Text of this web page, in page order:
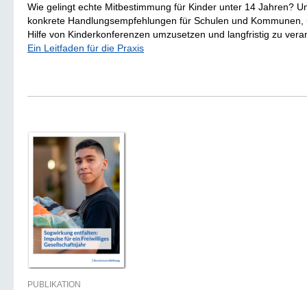
Wie gelingt echte Mitbestimmung für Kinder unter 14 Jahren?
konkrete Handlungsempfehlungen für Schulen und
Hilfe von Kinderkonferenzen umzusetzen und langfristig zu
Ein Leitfaden für die Praxis
PUBLIKATION